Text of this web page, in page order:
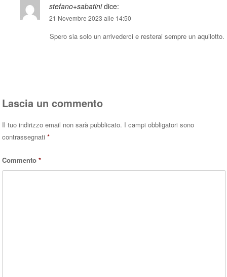
stefano+sabatini dice:
21 Novembre 2023 alle 14:50
Spero sia solo un arrivederci e resterai sempre un aquilotto.
Lascia un commento
Il tuo indirizzo email non sarà pubblicato. I campi obbligatori sono
contrassegnati*
Commento*